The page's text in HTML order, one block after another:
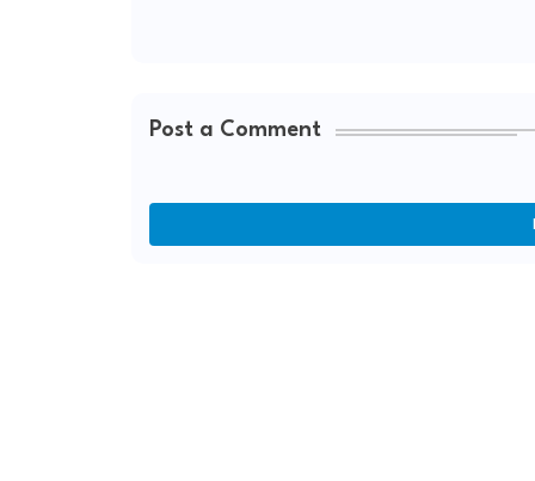
Post a Comment